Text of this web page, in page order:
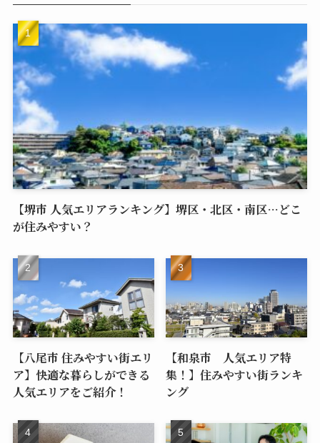
【堺市 人気エリアランキング】堺区・北区・南区…どこ
が住みやすい？
【八尾市 住みやすい街エリ
ア】快適な暮らしができる
人気エリアをご紹介！
【和泉市 人気エリア特
集！】住みやすい街ランキ
ング